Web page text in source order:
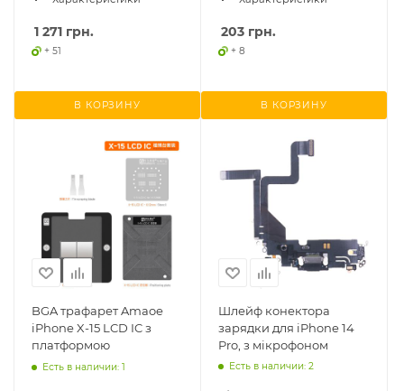
1 271 грн.
+ 51
В КОРЗИНУ
203 грн.
+ 8
В КОРЗИНУ
BGA трафарет Amaoe
iPhone X-15 LCD IC з
платформою
Есть в наличии: 1
Шлейф конектора
зарядки для iPhone 14
Pro, з мікрофоном
Есть в наличии: 2